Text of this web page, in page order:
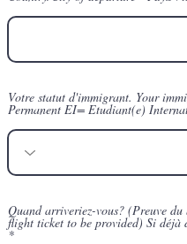
Votre statut d'immigrant. Your
Permanent EI= Etudiant(e)
Quand arriveriez-vous? (Preuve
flight ticket to be provided) Si déjà
*r